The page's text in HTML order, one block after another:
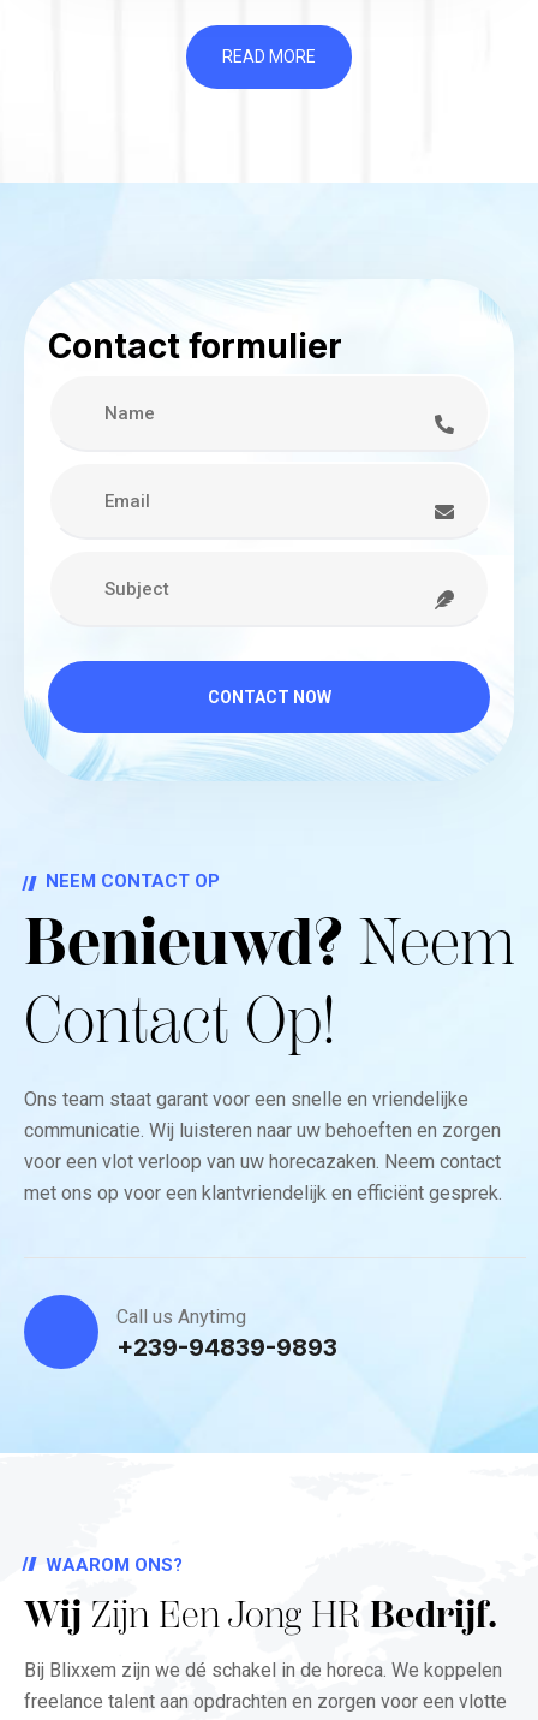
READ MORE
Contact formulier
CONTACT NOW
NEEM CONTACT OP
Benieuwd? Neem
Contact Op!
Ons team staat garant voor een snelle en vriendelijke
communicatie. Wij luisteren naar uw behoeften en zorgen
voor een vlot verloop van uw horecazaken. Neem contact
met ons op voor een klantvriendelijk en efficiënt gesprek.
Call us Anytimg
+239-94839-9893
WAAROM ONS?
Wij Zijn Een Jong HR Bedrijf.
Bij Blixxem zijn we dé schakel in de horeca. We koppelen
freelance talent aan opdrachten en zorgen voor een vlotte